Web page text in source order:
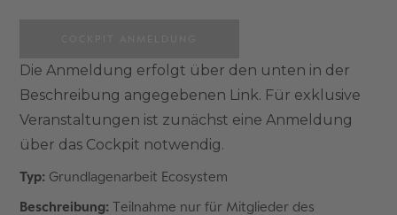
Die Anmeldung erfolgt über den unten in der
Beschreibung angegebenen Link. Für exklusive
Veranstaltungen ist zunächst eine Anmeldung
über das Cockpit notwendig.
Typ: Grundlagenarbeit Ecosystem
Beschreibung: Teilnahme nur für Mitglieder des